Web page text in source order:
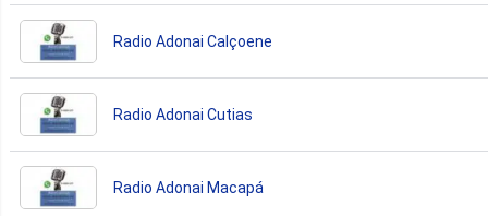
Radio Adonai Calçoene
Radio Adonai Cutias
Radio Adonai Macapá